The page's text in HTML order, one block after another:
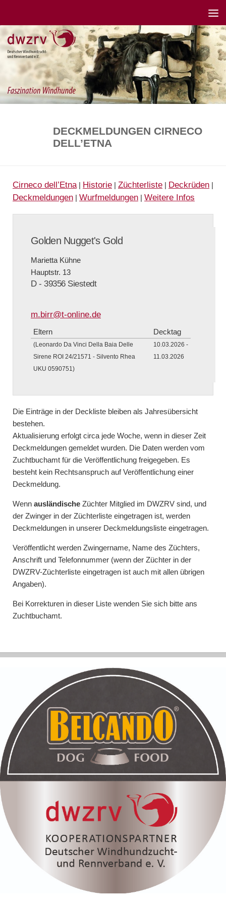
DECKMELDUNGEN CIRNECO
DELL’ETNA
Cirneco dell’Etna | Historie | Züchterliste | Deckrüden |
Deckmeldungen | Wurfmeldungen | Weitere Infos
Golden Nugget's Gold
Marietta Kühne
Hauptstr. 13
D - 39356 Siestedt
m.birr@t-online.de
Eltern Decktag
(Leonardo Da Vinci Della Baia Delle
Sirene ROI 24/21571 - Silvento Rhea
UKU 0590751)
10.03.2026 -
11.03.2026
Die Einträge in der Deckliste bleiben als Jahresübersicht
bestehen.
Aktualisierung erfolgt circa jede Woche, wenn in dieser Zeit
Deckmeldungen gemeldet wurden. Die Daten werden vom
Zuchtbuchamt für die Veröffentlichung freigegeben. Es
besteht kein Rechtsanspruch auf Veröffentlichung einer
Deckmeldung.
Wenn ausländische Züchter Mitglied im DWZRV sind, und
der Zwinger in der Züchterliste eingetragen ist, werden
Deckmeldungen in unserer Deckmeldungsliste eingetragen.
Veröffentlicht werden Zwingername, Name des Züchters,
Anschrift und Telefonnummer (wenn der Züchter in der
DWZRV-Züchterliste eingetragen ist auch mit allen übrigen
Angaben).
Bei Korrekturen in dieser Liste wenden Sie sich bitte ans
Zuchtbuchamt.